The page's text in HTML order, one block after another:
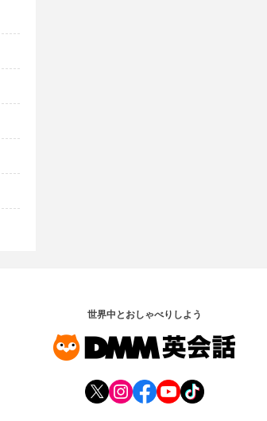
世界中とおしゃべりしよう